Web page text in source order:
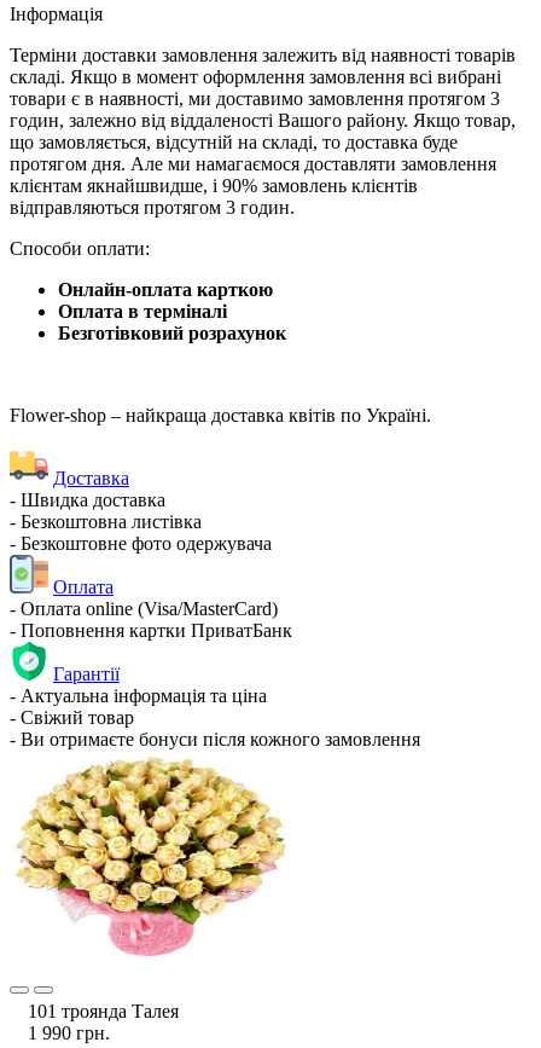
Iнформація
Терміни доставки замовлення залежить від наявності товарів
складі. Якщо в момент оформлення замовлення всі вибрані
товари є в наявності, ми доставимо замовлення протягом 3
годин, залежно від віддаленості Вашого району. Якщо товар,
що замовляється, відсутній на складі, то доставка буде
протягом дня. Але ми намагаємося доставляти замовлення
клієнтам якнайшвидше, і 90% замовлень клієнтів
відправляються протягом 3 годин.
Способи оплати:
Онлайн-оплата карткою
Оплата в терміналі
Безготівковий розрахунок
Flower-shop – найкраща доставка квітів по Україні.
Доставка
- Швидка доставка
- Безкоштовна листівка
- Безкоштовне фото одержувача
Оплата
- Оплата online (Visa/MasterCard)
- Поповнення картки ПриватБанк
Гарантії
- Актуальна інформація та ціна
- Свіжий товар
- Ви отримаєте бонуси після кожного замовлення
101 троянда Талея
1 990 грн.